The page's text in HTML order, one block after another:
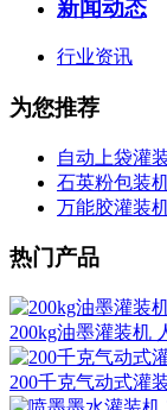
新闻动态
行业资讯
为您推荐
自动上袋灌
石英粉包装
万能胶灌装
热门产品
200kg油墨灌装机
200千克气动式灌